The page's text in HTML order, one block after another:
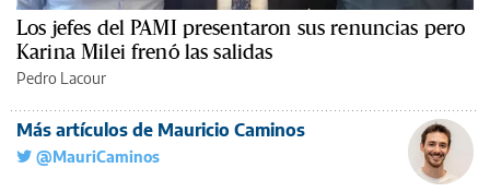
Los jefes del PAMI presentaron sus renuncias pero
Karina Milei frenó las salidas
Pedro Lacour
Más artículos de Mauricio Caminos
@MauriCaminos